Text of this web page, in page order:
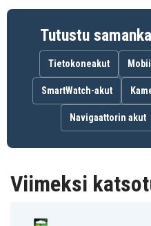
NA (GP)
SB-
Tutustu
Tietokoneakut
SmartWatch-akut
Navigaattorin akut
Viimeksi